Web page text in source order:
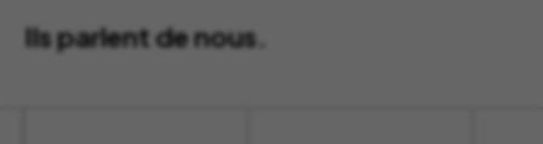
Ils parlent de nous.